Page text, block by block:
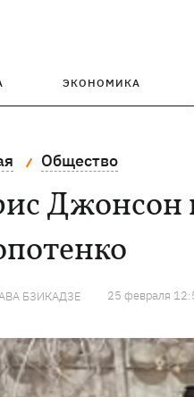
ЭКОНОМИКА
Общество
Джонсон
БЗИКАДЗЕ 25 февраля